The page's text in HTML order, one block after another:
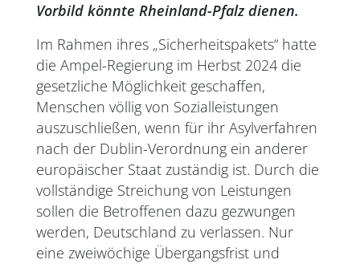
Vorbild könnte Rheinland-Pfalz dienen.
Im Rahmen ihres „Sicherheitspakets“ hatte
die Ampel-Regierung im Herbst 2024 die
gesetzliche Möglichkeit geschaffen,
Menschen völlig von Sozialleistungen
auszuschließen, wenn für ihr Asylverfahren
nach der Dublin-Verordnung ein anderer
europäischer Staat zuständig ist. Durch die
vollständige Streichung von Leistungen
sollen die Betroffenen dazu gezwungen
werden, Deutschland zu verlassen. Nur
eine zweiwöchige Übergangsfrist und